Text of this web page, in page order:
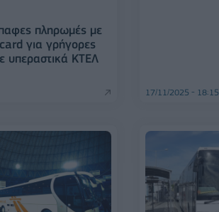
πληρωμές με
για γρήγορες
υπεραστικά ΚΤΕΛ
17/11/2025 - 18:15